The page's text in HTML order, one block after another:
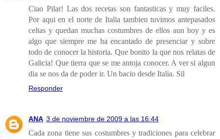
Ciao Pilar! Las dos recetas son fantasticas y muy faciles.
Por aqui en el norte de Italia tambien tuvimos antepasados
celtas y quedan muchas costumbres de ellos aun hoy y es
algo que siempre me ha encantado de presenciar y sobre
todo de conocer la historia. Que bonito la que nos relatas de
Galicia! Que tierra que se me antoja conocer. A ver si algun
dia se nos da de poder ir. Un bacio desde Italia. Sil
Responder
ANA 3 de noviembre de 2009 a las 16:44
Cada zona tiene sus costumbres y tradiciones para celebrar